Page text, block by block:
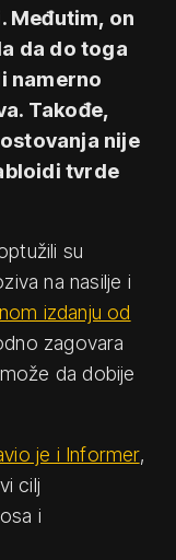
Međutim, on
da do toga
namerno
Takođe,
nije
tvrde
su
na nasilje i
izdanju od
zagovara
da dobije
je i Informer,
cilj
i